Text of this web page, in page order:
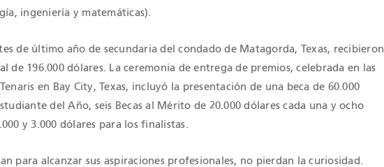
ingeniería y matemáticas).
de último año de secundaria del condado de Matagorda, Texas, recibieron
de 196.000 dólares. La ceremonia de entrega de premios, celebrada en las
en Bay City, Texas, incluyó la presentación de una beca de 60.000
del Año, seis Becas al Mérito de 20.000 dólares cada una y ocho
y 3.000 dólares para los finalistas.
para alcanzar sus aspiraciones profesionales, no pierdan la curiosidad.